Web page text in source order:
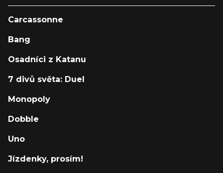
Carcassonne
Bang
Osadníci z Katanu
7 divů světa: Duel
Monopoly
Dobble
Uno
Jízdenky, prosím!